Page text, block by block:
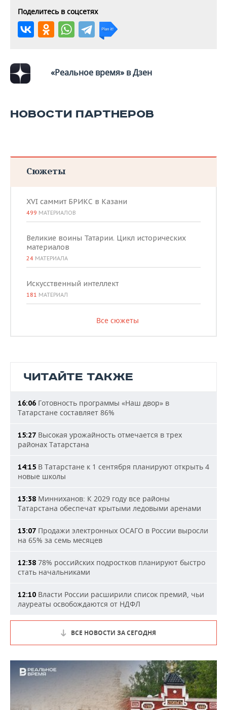
Поделитесь в соцсетях
«Реальное время» в Дзен
НОВОСТИ ПАРТНЕРОВ
Сюжеты
XVI саммит БРИКС в Казани
499 МАТЕРИАЛОВ
Великие воины Татарии. Цикл исторических
материалов
24 МАТЕРИАЛА
Искусственный интеллект
181 МАТЕРИАЛ
Все сюжеты
ЧИТАЙТЕ ТАКЖЕ
16:06 Готовность программы «Наш двор» в
Татарстане составляет 86%
15:27 Высокая урожайность отмечается в трех
районах Татарстана
14:15 В Татарстане к 1 сентября планируют открыть 4
новые школы
13:38 Минниханов: К 2029 году все районы
Татарстана обеспечат крытыми ледовыми аренами
13:07 Продажи электронных ОСАГО в России выросли
на 65% за семь месяцев
12:38 78% российских подростков планируют быстро
стать начальниками
12:10 Власти России расширили список премий, чьи
лауреаты освобождаются от НДФЛ
ВСЕ НОВОСТИ ЗА СЕГОДНЯ